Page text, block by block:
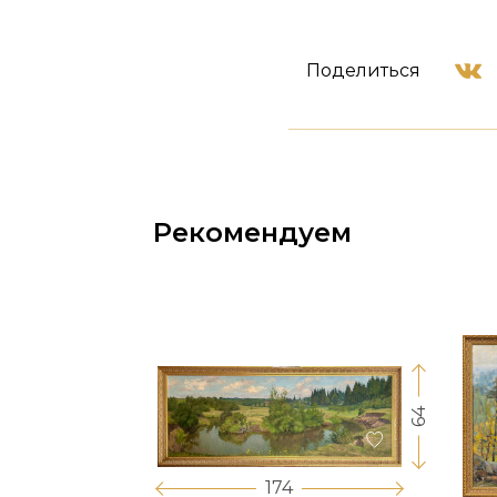
Поделиться
Рекомендуем
174
64